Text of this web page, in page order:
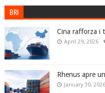
BRI
Cina rafforza i
April 29, 2026
Rhenus apre
January 30, 2026